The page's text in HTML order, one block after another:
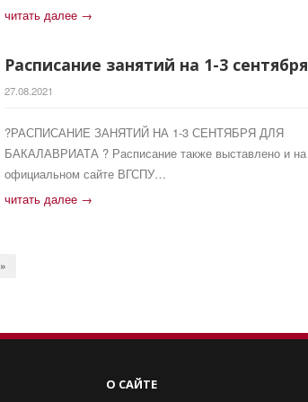
читать далее →
Расписание занятий на 1-3 сентября
27.08.2021
?РАСПИСАНИЕ ЗАНЯТИЙ НА 1-3 СЕНТЯБРЯ ДЛЯ
БАКАЛАВРИАТА ? Расписание также выставлено и на
официальном сайте ВГСПУ…
читать далее →
»
О САЙТЕ